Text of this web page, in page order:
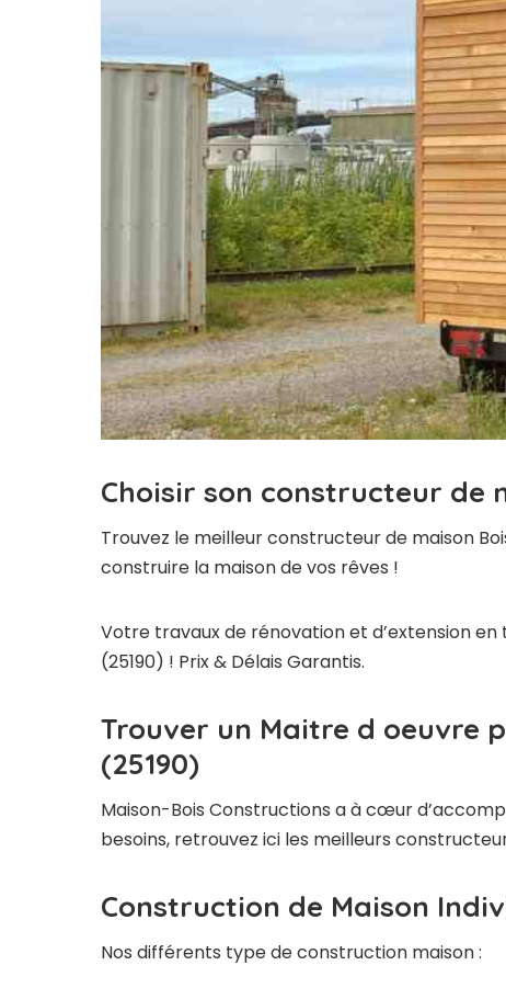
Choisir son constructeur de
Trouvez le meilleur constructeur de maison
construire la maison de vos rêves !
Votre travaux de rénovation et d’extension
(25190) ! Prix & Délais Garantis.
Trouver un Maitre d oeuvre
(25190)
Maison-Bois Constructions a à cœur
besoins, retrouvez ici les meilleurs
Construction de Maison
Nos différents type de construction maison :